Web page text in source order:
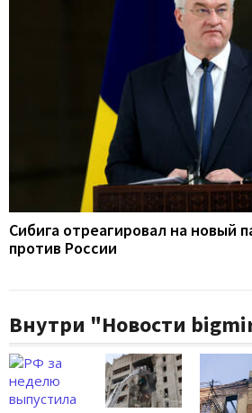
Сибига отреагировал на новый
против России
Внутри "Новости